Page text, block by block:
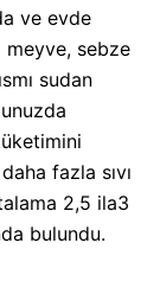
ve evde
meyve, sebze
sudan
fazla sıvı
2,5 ila3
bulundu.